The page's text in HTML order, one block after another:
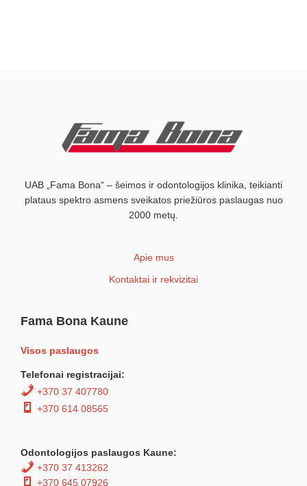
UAB „Fama Bona“ – šeimos ir odontologijos klinika, teikianti
plataus spektro asmens sveikatos priežiūros paslaugas nuo
2000 metų.
Apie mus
Kontaktai ir rekvizitai
Fama Bona Kaune
Visos paslaugos
Telefonai registracijai:
+370 37 407780
+370 614 08565
Odontologijos paslaugos Kaune:
+370 37 413262
+370 645 07926